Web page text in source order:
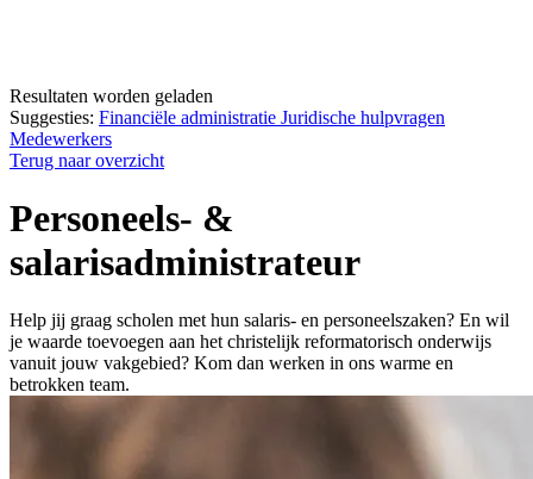
Resultaten worden geladen
Suggesties: Financiële administratie Juridische hulpvragen
Medewerkers
Terug naar overzicht
Personeels- &
salarisadministrateur
Help jij graag scholen met hun salaris- en personeelszaken? En wil
je waarde toevoegen aan het christelijk reformatorisch onderwijs
vanuit jouw vakgebied? Kom dan werken in ons warme en
betrokken team.